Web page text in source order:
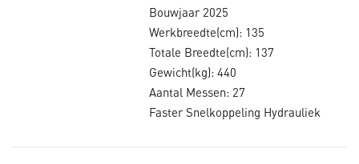
Bouwjaar 2025
Werkbreedte(cm): 135
Totale Breedte(cm): 137
Gewicht(kg): 440
Aantal Messen: 27
Faster Snelkoppeling Hydrauliek